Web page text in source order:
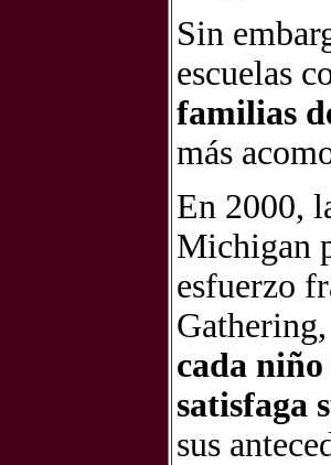
Sin
escuelas
familias
más
En 2000,
Michigan
esfuerzo
cada
satisfaga
sus